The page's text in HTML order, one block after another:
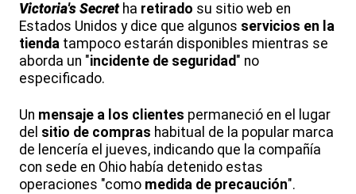
Victoria's Secretha retirado su sitio web en
Estados Unidos y dice que algunos servicios en la
tienda tampoco estarán disponibles mientras se
aborda un "incidente de seguridad" no
especificado.
Un mensaje a los clientes permaneció en el lugar
del sitio de compras habitual de la popular marca
de lencería el jueves, indicando que la compañía
con sede en Ohio había detenido estas
operaciones "como medida de precaución".